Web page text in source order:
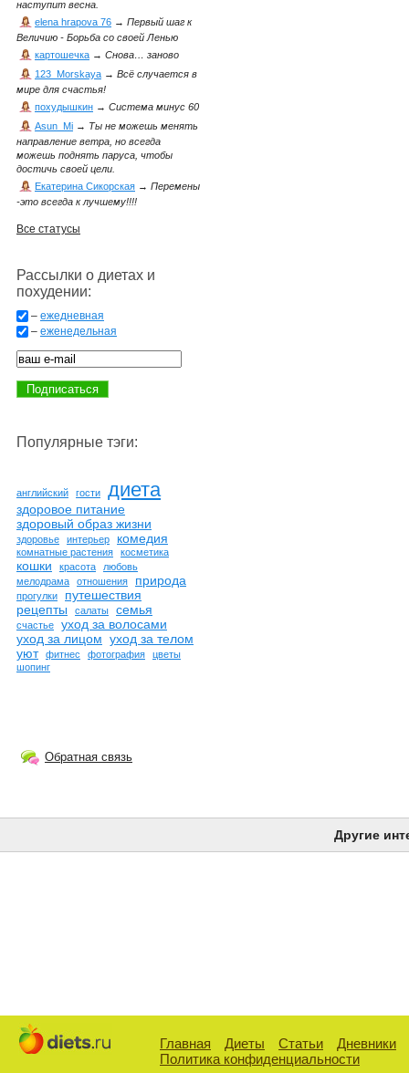
наступит весна.
elena hrapova 76 → Первый шаг к
Величию - Борьба со своей Ленью
картошечка → Снова… заново
123_Morskaya → Всё случается в
мире для счастья!
похудышкин → Система минус 60
Asun_Mi → Ты не можешь менять
направление ветра, но всегда
можешь поднять паруса, чтобы
достичь своей цели.
Екатерина Сикорская → Перемены
-это всегда к лучшему!!!!
Все статусы
Рассылки о диетах и
похудении:
– ежедневная
– еженедельная
Популярные тэги:
английский гости диета
здоровое питание
здоровый образ жизни
здоровье интерьер комедия
комнатные растения косметика
кошки красота
любовь
мелодрама
отношения природа
прогулки
путешествия
рецепты
салаты семья
счастье
уход за волосами
уход за лицом уход за телом
уют
фитнес фотография
цветы
шопинг
Обратная связь
Другие
Главная Диеты Статьи
Дневники
Политика конфиденциальности